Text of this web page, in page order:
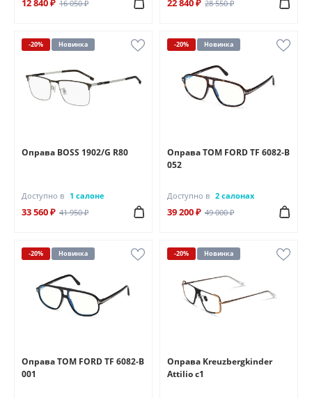
12 840 ₽ 16 050 ₽ 22 840 ₽ 28 550 ₽
-20% Новинка
Оправа BOSS 1902/G R80
Доступно в 1 салоне
33 560 ₽ 41 950 ₽
-20% Новинка
Оправа TOM FORD TF 6082-B
052
Доступно в 2 салонах
39 200 ₽ 49 000 ₽
-20% Новинка
Оправа TOM FORD TF 6082-B
001
-20% Новинка
Оправа Kreuzbergkinder
Attilio c1